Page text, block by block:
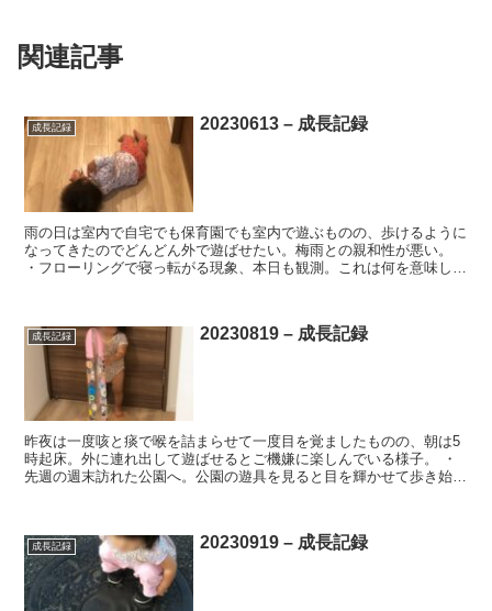
関連記事
成長記録 20230613 – 成長記録
雨の日は室内で自宅でも保育園でも室内で遊ぶものの、歩けるように
なってきたのでどんどん外で遊ばせたい。梅雨との親和性が悪い。
・フローリングで寝っ転がる現象、本日も観測。これは何を意味して
成長記録 20230819 – 成長記録
昨夜は一度咳と痰で喉を詰まらせて一度目を覚ましたものの、朝は5
時起床。外に連れ出して遊ばせるとご機嫌に楽しんでいる様子。 ・
先週の週末訪れた公園へ。公園の遊具を見ると目を輝かせて歩き始め
成長記録 20230919 – 成長記録